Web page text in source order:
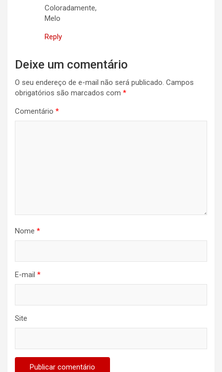
Coloradamente,
Melo
Reply
Deixe um comentário
O seu endereço de e-mail não será publicado. Campos
obrigatórios são marcados com *
Comentário *
Nome *
E-mail *
Site